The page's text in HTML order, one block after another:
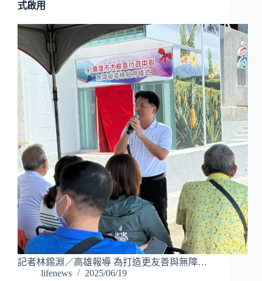
式啟用
記者林錫淵／高雄報導 為打造更友善與無障…
lifenews
2025/06/19